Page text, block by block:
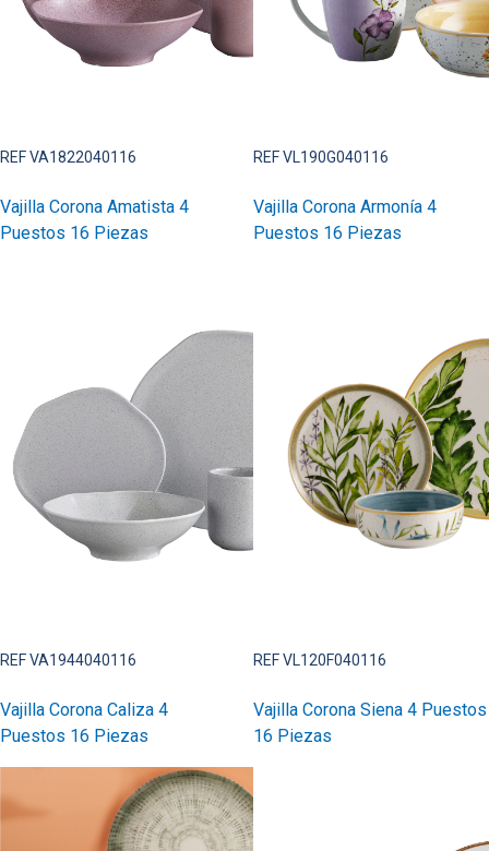
REF VA1822040116
Vajilla Corona Amatista 4
Puestos 16 Piezas
REF VL190G040116
Vajilla Corona Armonía 4
Puestos 16 Piezas
REF VA1944040116
Vajilla Corona Caliza 4
Puestos 16 Piezas
REF VL120F040116
Vajilla Corona Siena 4 Puestos
16 Piezas